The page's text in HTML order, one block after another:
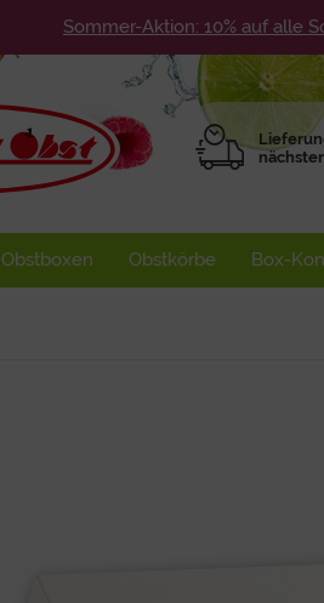
Sommer-Aktion: 10% auf alle
Obstboxen Obstkörbe Box-